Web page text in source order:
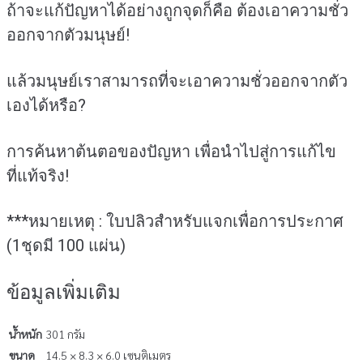
ถ้าจะแก้ปัญหาได้อย่างถูกจุดก็คือ ต้องเอาความชั่ว
ออกจากตัวมนุษย์!
แล้วมนุษย์เราสามารถที่จะเอาความชั่วออกจากตัว
เองได้หรือ?
การค้นหาต้นตอของปัญหา เพื่อนำไปสู่การแก้ไข
ที่แท้จริง!
***หมายเหตุ : ใบปลิวสำหรับแจกเพื่อการประกาศ
(1ชุดมี 100 แผ่น)
ข้อมูลเพิ่มเติม
น้ำหนัก 301 กรัม
ขนาด
14.5 × 8.3 × 6.0 เซนติเมตร